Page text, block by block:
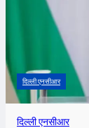
दिल्ली एनसीआर
दिल्ली एनसीआर